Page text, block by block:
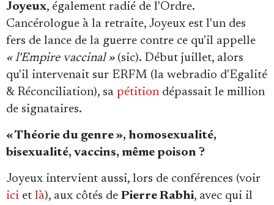
Joyeux, également radié de l'Ordre.
Cancérologue à la retraite, Joyeux est l'un des
fers de lance de la guerre contre ce qu'il appelle
« l'Empire vaccinal »(sic). Début juillet, alors
qu'il intervenait sur ERFM (la webradio d'Egalité
& Réconciliation), sa pétitiondépassait le million
de signataires.
« Théorie du genre », homosexualité,
bisexualité, vaccins, même poison ?
Joyeux intervient aussi, lors de conférences (voir
ici et là), aux côtés de Pierre Rabhi, avec qui il